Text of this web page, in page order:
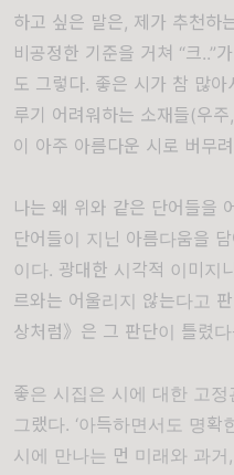
하고 싶은 말은, 제가 추천하
비공정한 기준을 거쳐 “크..”
도 그렇다. 좋은 시가 참 많
루기 어려워하는 소재들(우
이 아주 아름다운 시로 버무
나는 왜 위와 같은 단어들을
단어들이 지닌 아름다움을
이다. 광대한 시각적 이미지
르와는 어울리지 않는다고
상처럼》은 그 판단이 틀렸
좋은 시집은 시에 대한 고
그랬다. ‘아득하면서도 명
시에 만나는 먼 미래와 과